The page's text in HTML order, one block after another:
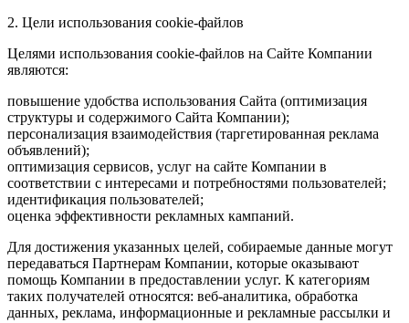
2. Цели использования cookie-файлов
Целями использования cookie-файлов на Сайте Компании
являются:
повышение удобства использования Сайта (оптимизация
структуры и содержимого Сайта Компании);
персонализация взаимодействия (таргетированная реклама
объявлений);
оптимизация сервисов, услуг на сайте Компании в
соответствии с интересами и потребностями пользователей;
идентификация пользователей;
оценка эффективности рекламных кампаний.
Для достижения указанных целей, собираемые данные могут
передаваться Партнерам Компании, которые оказывают
помощь Компании в предоставлении услуг. К категориям
таких получателей относятся: веб-аналитика, обработка
данных, реклама, информационные и рекламные рассылки и